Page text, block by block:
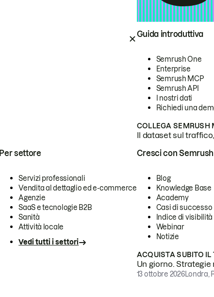
Guida introduttiva
Semrush One
Enterprise
Semrush MCP
Semrush API
I nostri dati
Richiedi una
COLLEGA SEMRUSH
Il dataset sul
Per settore
Servizi professionali
Vendita al dettaglio ed e-commerce
Agenzie
SaaS e tecnologie B2B
Sanità
Attività locale
Vedi tutti i settori
Cresci con Semrush
Blog
Knowledge Base
Academy
Casi di successo
Indice di visibilità
Webinar
Notizie
ACQUISTA SUBITO IL
Un giorno.
13 ottobre 2026Londra,